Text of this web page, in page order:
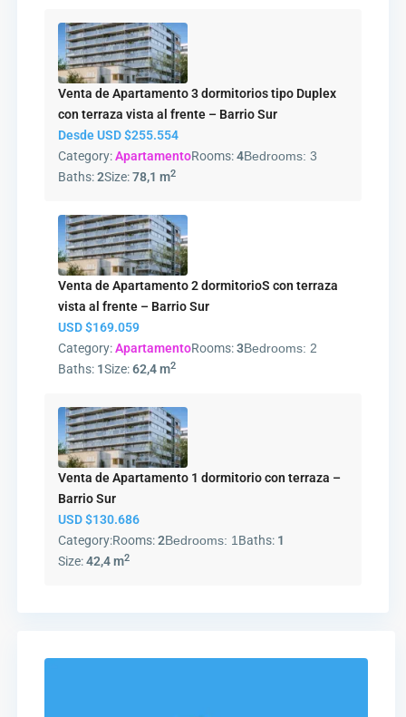
Venta de Apartamento 3 dormitorios tipo Duplex
con terraza vista al frente – Barrio Sur
Desde USD$255.554
Category:ApartamentoRooms:4Bedrooms:3
Baths:2Size:78,1 m2
Venta de Apartamento 2 dormitorioS con terraza
vista al frente – Barrio Sur
USD$169.059
Category:ApartamentoRooms:3Bedrooms:2
Baths: 1Size:62,4 m2
Venta de Apartamento 1 dormitorio con terraza –
Barrio Sur
USD$130.686
Category:Rooms:2Bedrooms: 1Baths: 1
Size:42,4 m2